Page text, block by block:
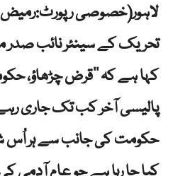
لاہور(خصوصی
تحریک کے سینئر نائب صدر
کہا ہے کہ ’’قرض چڑھاؤ،
پالیسی آخر کب تک جاری
حکومت کی جانب سے ہر اُس